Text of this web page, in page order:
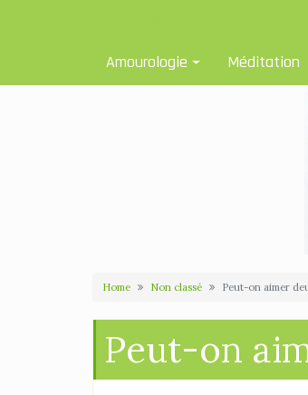
Amourologie Méditation
Home Non classé Peut-on aimer
Peut-on